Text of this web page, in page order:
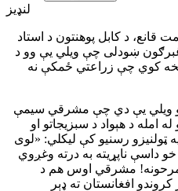
لنډیز
قانع، د کابل پوهنتون د استاد
ښودلی چې ویلي یې وو د
مخه کوي چې زراعتي ځمکې نه
ویلي یې دي چې مشرقي سیمې
امله د هېواد د سبزیجاتو او
ټولنیزو رسنیو کې لیکلي: «لوی
داسې ناپړیته به درته وغږوي
مشرقي اوس هم د
افغانستان ته ډېر